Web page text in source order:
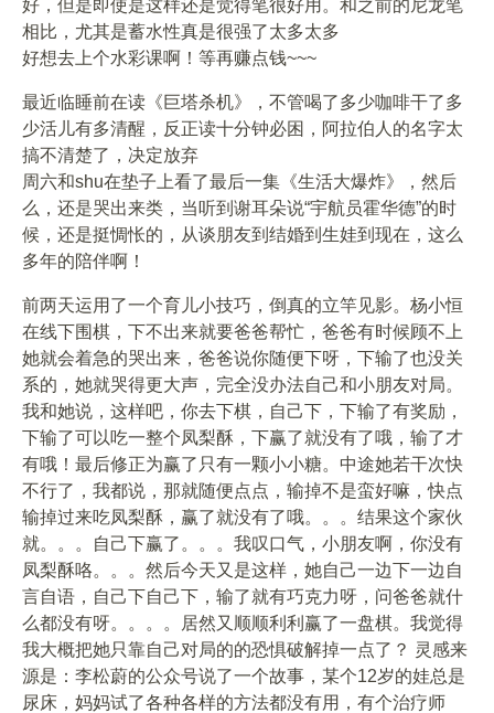
好，但是即使是这样还是觉得笔很好用。和之前的尼龙笔
相比，尤其是蓄水性真是很强了太多太多
好想去上个水彩课啊！等再赚点钱~~~
最近临睡前在读《巨塔杀机》，不管喝了多少咖啡干了多
少活儿有多清醒，反正读十分钟必困，阿拉伯人的名字太
搞不清楚了，决定放弃
周六和shu在垫子上看了最后一集《生活大爆炸》，然后
么，还是哭出来类，当听到谢耳朵说“宇航员霍华德”的时
候，还是挺惆怅的，从谈朋友到结婚到生娃到现在，这么
多年的陪伴啊！
前两天运用了一个育儿小技巧，倒真的立竿见影。杨小恒
在线下围棋，下不出来就要爸爸帮忙，爸爸有时候顾不上
她就会着急的哭出来，爸爸说你随便下呀，下输了也没关
系的，她就哭得更大声，完全没办法自己和小朋友对局。
我和她说，这样吧，你去下棋，自己下，下输了有奖励，
下输了可以吃一整个凤梨酥，下赢了就没有了哦，输了才
有哦！最后修正为赢了只有一颗小小糖。中途她若干次快
不行了，我都说，那就随便点点，输掉不是蛮好嘛，快点
输掉过来吃凤梨酥，赢了就没有了哦。。。结果这个家伙
就。。。自己下赢了。。。我叹口气，小朋友啊，你没有
凤梨酥咯。。。然后今天又是这样，她自己一边下一边自
言自语，自己下自己下，输了就有巧克力呀，问爸爸就什
么都没有呀。。。。居然又顺顺利利赢了一盘棋。我觉得
我大概把她只靠自己对局的的恐惧破解掉一点了？ 灵感来
源是：李松蔚的公众号说了一个故事，某个12岁的娃总是
尿床，妈妈试了各种各样的方法都没有用，有个治疗师